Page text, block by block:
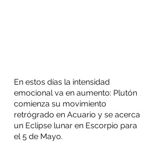
En estos días la intensidad
emocional va en aumento: Plutón
comienza su movimiento
retrógrado en Acuario y se acerca
un Eclipse lunar en Escorpio para
el 5 de Mayo.